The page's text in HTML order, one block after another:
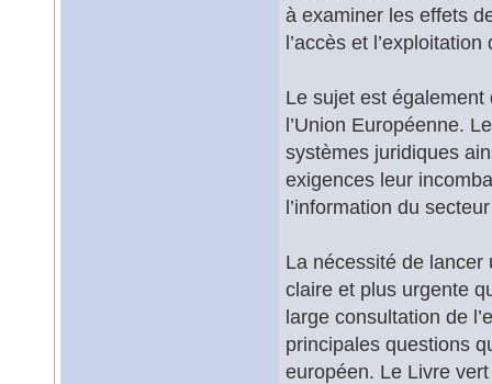
à examiner les effets
l’accès et
Le sujet est également
l’Union Européenne.
systèmes juridiques
exigences leur
l’information du
La nécessité de lancer
claire et plus urgente
large consultation de
principales questions
européen. Le Livre